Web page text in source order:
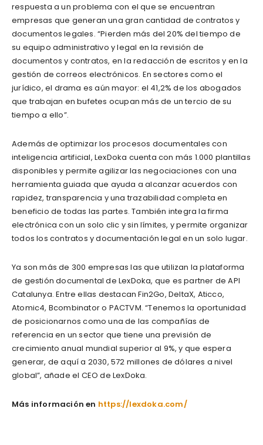
respuesta a un problema con el que se encuentran
empresas que generan una gran cantidad de contratos y
documentos legales. “Pierden más del 20% del tiempo de
su equipo administrativo y legal en la revisión de
documentos y contratos, en la redacción de escritos y en la
gestión de correos electrónicos. En sectores como el
jurídico, el drama es aún mayor: el 41,2% de los abogados
que trabajan en bufetes ocupan más de un tercio de su
tiempo a ello”.
Además de optimizar los procesos documentales con
inteligencia artificial, LexDoka cuenta con más 1.000 plantillas
disponibles y permite agilizar las negociaciones con una
herramienta guiada que ayuda a alcanzar acuerdos con
rapidez, transparencia y una trazabilidad completa en
beneficio de todas las partes. También integra la firma
electrónica con un solo clic y sin límites, y permite organizar
todos los contratos y documentación legal en un solo lugar.
Ya son más de 300 empresas las que utilizan la plataforma
de gestión documental de LexDoka, que es partner de API
Catalunya. Entre ellas destacan Fin2Go, DeltaX, Aticco,
Atomic4, Bcombinator o PACTVM. “Tenemos la oportunidad
de posicionarnos como una de las compañías de
referencia en un sector que tiene una previsión de
crecimiento anual mundial superior al 9%, y que espera
generar, de aquí a 2030, 572 millones de dólares a nivel
global”, añade el CEO de LexDoka.
Más información en https://lexdoka.com/